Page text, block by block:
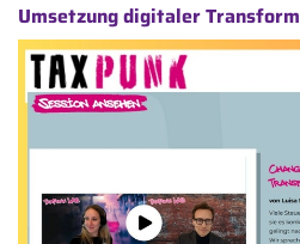
Umsetzung digitaler